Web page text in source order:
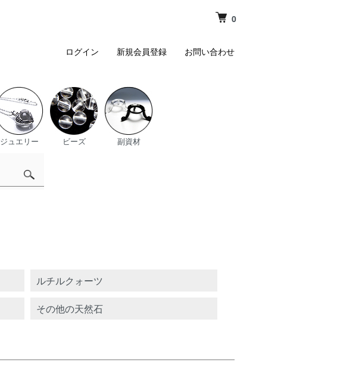
0
ログイン 新規会員登録 お問い合わせ
ジュエリー ビーズ 副資材
ルチルクォーツ
その他の天然石